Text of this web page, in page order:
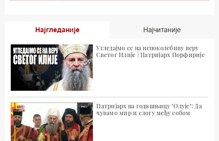
Најгледаније Најчитаније
Угледајмо се на непоколебиву веру
Светог Илије | Патријарх Порфирије
Патријарх на годишњицу "Олује": Да
чувамо мир и слогу међу собом